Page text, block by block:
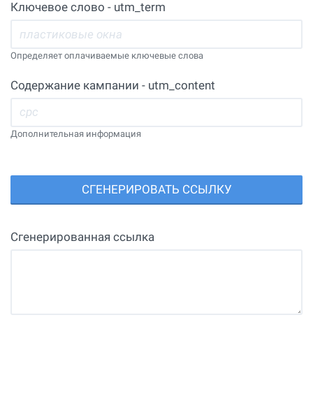
Ключевое слово - utm_term
Определяет оплачиваемые ключевые слова
Содержание кампании - utm_content
Дополнительная информация
СГЕНЕРИРОВАТЬ ССЫЛКУ
Сгенерированная ссылка